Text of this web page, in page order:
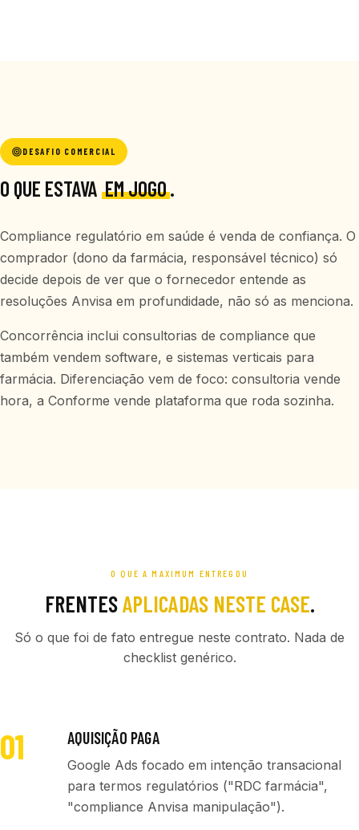
DESAFIO COMERCIAL
O QUE ESTAVA EM JOGO.
Compliance regulatório em saúde é venda de confiança. O
comprador (dono da farmácia, responsável técnico) só
decide depois de ver que o fornecedor entende as
resoluções Anvisa em profundidade, não só as menciona.
Concorrência inclui consultorias de compliance que
também vendem software, e sistemas verticais para
farmácia. Diferenciação vem de foco: consultoria vende
hora, a Conforme vende plataforma que roda sozinha.
O QUE A MAXIMUM ENTREGOU
FRENTESAPLICADAS NESTE CASE.
Só o que foi de fato entregue neste contrato. Nada de
checklist genérico.
01 AQUISIÇÃO PAGA
Google Ads focado em intenção transacional
para termos regulatórios ("RDC farmácia",
"compliance Anvisa manipulação").